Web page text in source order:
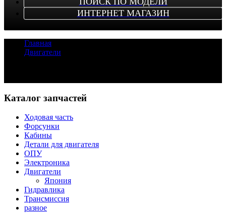
ИНТЕРНЕТ МАГАЗИН
Главная
Двигатели
Каталог запчастей
Ходовая часть
Форсунки
Кабины
Детали для двигателя
ОПУ
Электроника
Двигатели
Япония
Гидравлика
Трансмиссия
разное